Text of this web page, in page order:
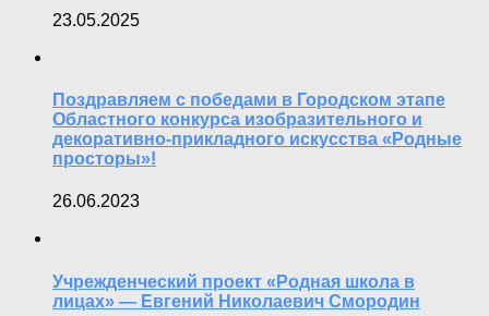
23.05.2025
Поздравляем с победами в Городском этапе
Областного конкурса изобразительного и
декоративно-прикладного искусства «Родные
просторы»!
26.06.2023
Учрежденческий проект «Родная школа в
лицах» — Евгений Николаевич Смородин